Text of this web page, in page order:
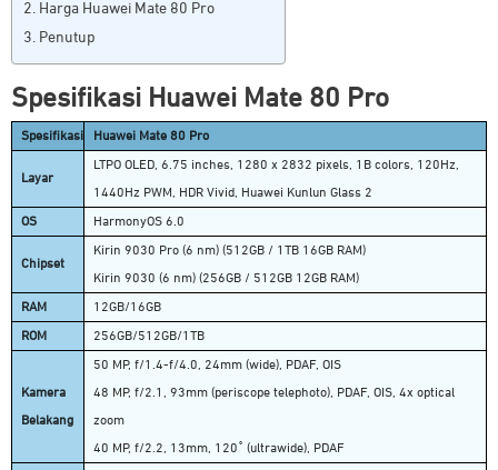
Harga Huawei Mate 80 Pro
Penutup
Spesifikasi Huawei Mate 80 Pro
Spesifikasi Huawei Mate 80 Pro
Layar
LTPO OLED, 6.75 inches, 1280 x 2832 pixels, 1B colors, 120Hz,
1440Hz PWM, HDR Vivid, Huawei Kunlun Glass 2
OS HarmonyOS 6.0
Chipset
Kirin 9030 Pro (6 nm) (512GB / 1TB 16GB RAM)
Kirin 9030 (6 nm) (256GB / 512GB 12GB RAM)
RAM 12GB/16GB
ROM 256GB/512GB/1TB
Kamera
Belakang
50 MP, f/1.4-f/4.0, 24mm (wide), PDAF, OIS
48 MP, f/2.1, 93mm (periscope telephoto), PDAF, OIS, 4x optical
zoom
40 MP, f/2.2, 13mm, 120˚ (ultrawide), PDAF